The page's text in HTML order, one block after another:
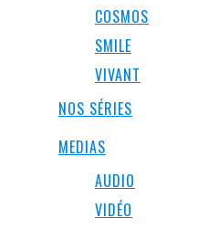
COSMOS
SMILE
VIVANT
NOS SÉRIES
MEDIAS
AUDIO
VIDÉO